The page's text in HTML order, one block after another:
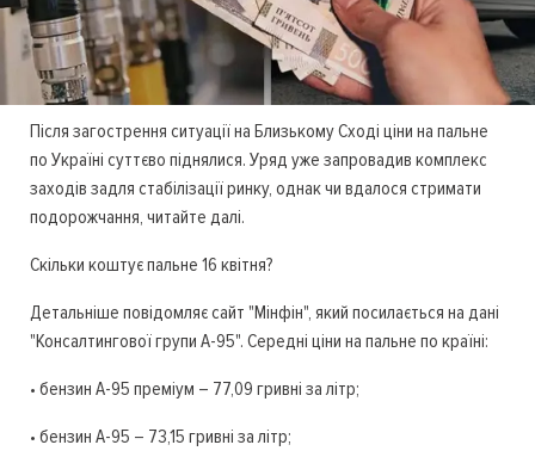
Після загострення ситуації на Близькому Сході ціни на пальне
по Україні суттєво піднялися. Уряд уже запровадив комплекс
заходів задля стабілізації ринку, однак чи вдалося стримати
подорожчання, читайте далі.
Скільки коштує пальне 16 квітня?
Детальніше повідомляє сайт "Мінфін", який посилається на дані
"Консалтингової групи А-95". Середні ціни на пальне по країні:
• бензин А-95 преміум – 77,09 гривні за літр;
• бензин А-95 – 73,15 гривні за літр;